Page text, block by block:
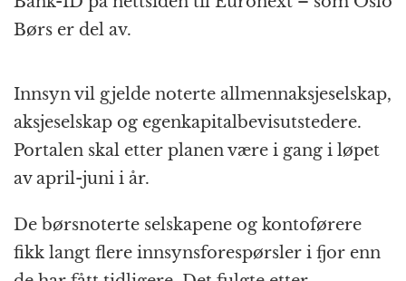
Børs er del av.
Innsyn vil gjelde noterte allmennaksjeselskap,
aksjeselskap og egenkapitalbevisutstedere.
Portalen skal etter planen være i gang i løpet
av april-juni i år.
De børsnoterte selskapene og kontoførere
fikk langt flere innsynsforespørsler i fjor enn